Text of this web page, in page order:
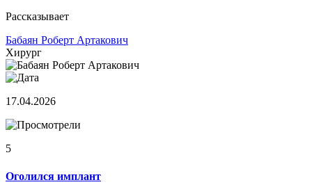
Рассказывает
Бабаян Роберт Артакович
Хирург
17.04.2026
5
Оголился имплант